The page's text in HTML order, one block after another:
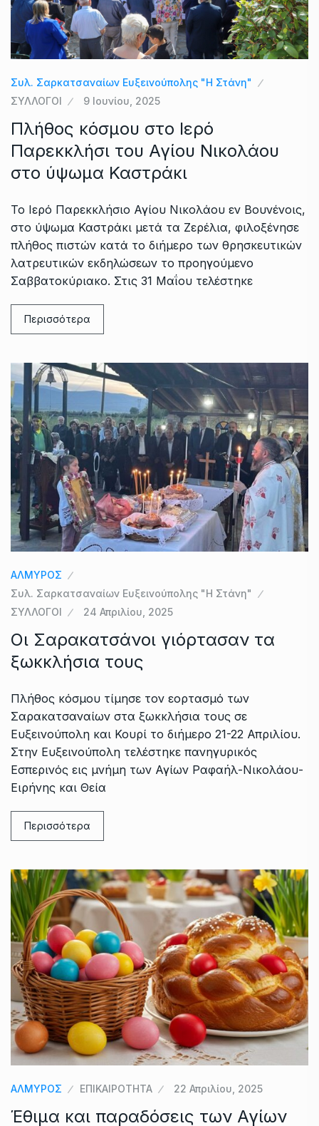
Συλ. Σαρκατσαναίων Ευξεινούπολης "Η Στάνη"
ΣΥΛΛΟΓΟΙ
9 Ιουνίου, 2025
Πλήθος κόσμου στο Ιερό
Παρεκκλήσι του Αγίου Νικολάου
στο ύψωμα Καστράκι
Το Ιερό Παρεκκλήσιο Αγίου Νικολάου εν Βουνένοις,
στο ύψωμα Καστράκι μετά τα Ζερέλια, φιλοξένησε
πλήθος πιστών κατά το διήμερο των θρησκευτικών
λατρευτικών εκδηλώσεων το προηγούμενο
Σαββατοκύριακο. Στις 31 Μαΐου τελέστηκε
Περισσότερα
ΑΛΜΥΡΟΣ
Συλ. Σαρκατσαναίων Ευξεινούπολης "Η Στάνη"
ΣΥΛΛΟΓΟΙ
24 Απριλίου, 2025
Οι Σαρακατσάνοι γιόρτασαν τα
ξωκκλήσια τους
Πλήθος κόσμου τίμησε τον εορτασμό των
Σαρακατσαναίων στα ξωκκλήσια τους σε
Ευξεινούπολη και Κουρί το διήμερο 21-22 Απριλίου.
Στην Ευξεινούπολη τελέστηκε πανηγυρικός
Εσπερινός εις μνήμη των Αγίων Ραφαήλ-Νικολάου-
Ειρήνης και Θεία
Περισσότερα
ΑΛΜΥΡΟΣ ΕΠΙΚΑΙΡΟΤΗΤΑ 22 Απριλίου, 2025
Έθιμα και παραδόσεις των Αγίων